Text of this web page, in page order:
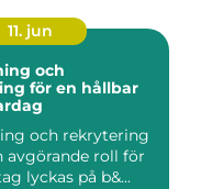
11. jun
och
för en hållbar
och rekrytering
avgörande roll för
lyckas på b&...